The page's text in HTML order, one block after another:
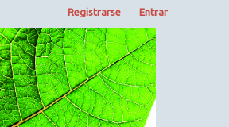
Registrarse Entrar